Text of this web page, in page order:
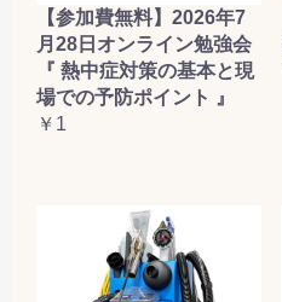
【参加費無料】2026年7
月28日オンライン勉強会
『 熱中症対策の基本と現
場での予防ポイント 』
￥1